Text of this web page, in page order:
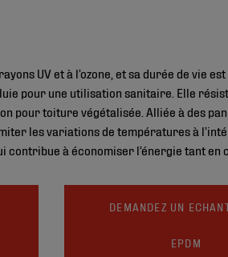
UV et à l’ozone, et sa durée de vie
pour une utilisation sanitaire. Elle
pour toiture végétalisée. Alliée à des
les variations de températures à
à économiser l’énergie tant en
DEMANDEZ UN
EPDM